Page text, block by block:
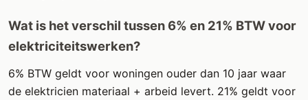
Wat is het verschil tussen 6% en 21% BTW voor
elektriciteitswerken?
6% BTW geldt voor woningen ouder dan 10 jaar waar
de elektricien materiaal + arbeid levert. 21% geldt voor